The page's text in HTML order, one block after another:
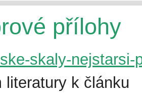
přílohy
skaly-
literatury k článku